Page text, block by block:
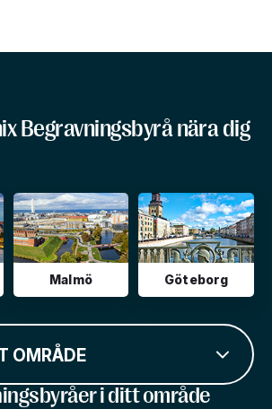
Begravningsbyrå nära dig
Malmö Göteborg
OMRÅDE
i ditt område